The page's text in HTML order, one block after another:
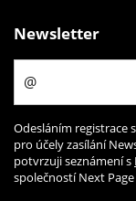
Newsletter
Odesláním registrace
pro účely zasílání
potvrzuji seznámení s
společností Next